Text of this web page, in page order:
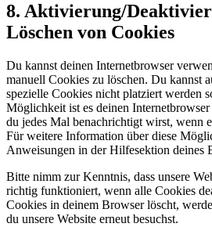
8. Aktivierung/
Löschen von Cookies
Du kannst deinen Internetbrowser
manuell Cookies zu löschen. Du kannst
spezielle Cookies nicht platziert werden
Möglichkeit ist es deinen
du jedes Mal benachrichtigt wirst, wenn
Für weitere Information über diese
Anweisungen in der Hilfesektion deines
Bitte nimm zur Kenntnis, dass unsere
richtig funktioniert, wenn alle Cookies
Cookies in deinem Browser löscht,
du unsere Website erneut besuchst.